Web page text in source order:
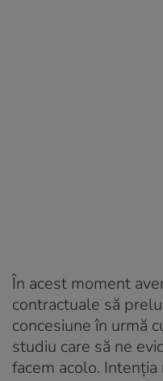
În acest moment
contractuale să
concesiune în urmă
studiu care să ne
facem acolo.